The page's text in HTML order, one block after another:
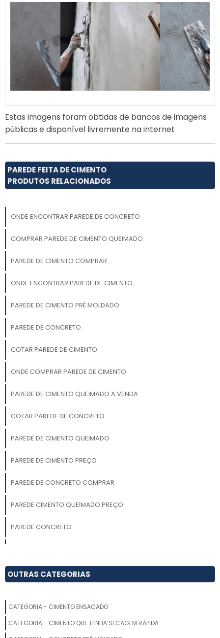
Estas imagens foram obtidas de bancos de imagens
públicas e disponível livremente na internet
PAREDE FEITA DE CIMENTO
PRODUTOS RELACIONADOS
ONDE ENCONTRAR PAREDE DE CONCRETO
COMPRAR PAREDE DE CIMENTO QUEIMADO
PAREDE DE CIMENTO COMPRAR
ONDE ENCONTRAR PAREDE DE CIMENTO
PAREDE DE CIMENTO PRÉ MOLDADO
PAREDE DE CONCRETO
COTAR PAREDE DE CIMENTO
ONDE COMPRAR PAREDE DE CIMENTO
PAREDE DE CIMENTO QUEIMADO A VENDA
COTAR PAREDE DE CONCRETO
PAREDE DE CIMENTO QUEIMADO
PAREDE DE CIMENTO PREÇO
PAREDE DE CONCRETO COMPRAR
PAREDE CIMENTO QUEIMADO PREÇO
PAREDE CONCRETO
PAREDE DE CIMENTO PRÉ MOLDADO VALOR
OUTRAS CATEGORIAS
CATEGORIA - CIMENTO ENSACADO
CATEGORIA - CIMENTO QUE TENHA SECAGEM RÁPIDA